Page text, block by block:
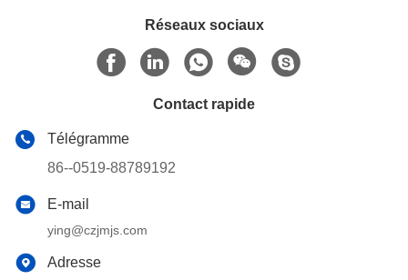
Réseaux sociaux
Contact rapide
Télégramme
86--0519-88789192
E-mail
ying@czjmjs.com
Adresse